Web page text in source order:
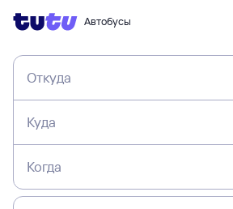
Автобусы
Откуда
Куда
Когда